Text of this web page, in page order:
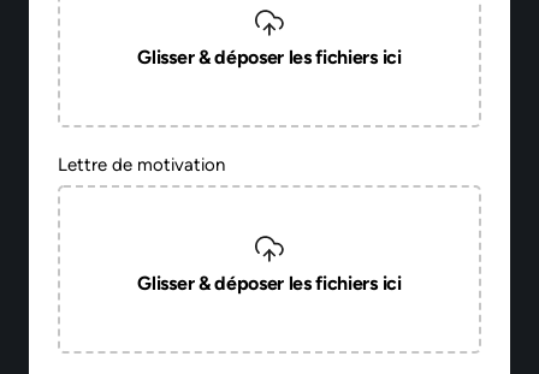
Glisser & déposer les fichiers ici
Lettre de motivation
Glisser & déposer les fichiers ici